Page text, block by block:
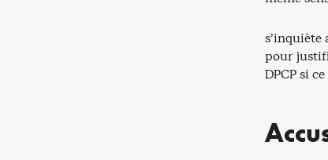
s’inquiète
pour
DPCP si